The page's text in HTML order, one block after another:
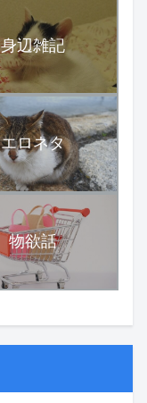
身辺雑記
エロネタ
物欲話